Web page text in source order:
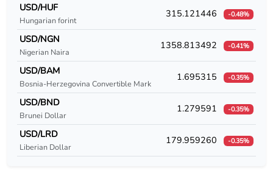
USD/COP
USD/CRC
USD/CUC
USD/CUP
USD/CVE
USD/CZK
USD/HUF
Hungarian forint
315.121446 -0.48%
USD/NGN
Nigerian Naira
1358.813492 -0.41%
USD/BAM
Bosnia-Herzegovina Convertible Mark
1.695315 -0.35%
USD/BND
Brunei Dollar
1.279591 -0.35%
USD/LRD
Liberian Dollar
179.959260 -0.35%